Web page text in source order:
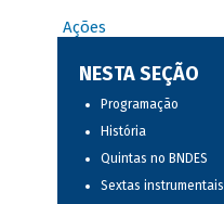
Ações
NESTA SEÇÃO
Programação
História
Quintas no BNDES
Sextas instrumentais